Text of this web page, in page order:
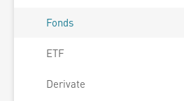
Fonds
ETF
Derivate